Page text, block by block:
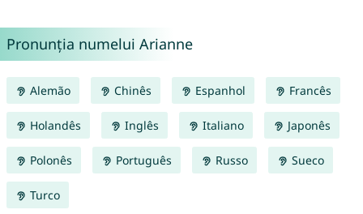
Pronunția numelui Arianne
Alemão Chinês Espanhol Francês
Holandês Inglês Italiano Japonês
Polonês Português Russo Sueco
Turco